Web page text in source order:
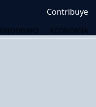
Contribuye
ECONOMÍA